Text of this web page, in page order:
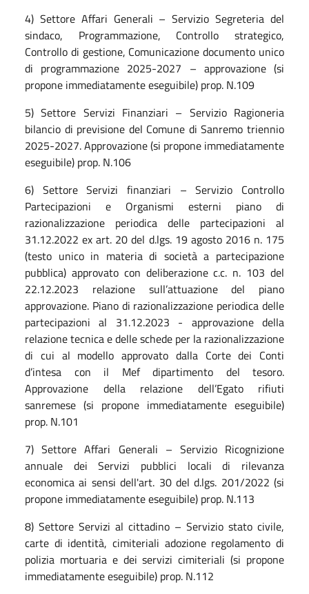
4) Settore Affari Generali – Servizio Segreteria del
sindaco, Programmazione, Controllo strategico,
Controllo di gestione, Comunicazione documento unico
di programmazione 2025-2027 – approvazione (si
propone immediatamente eseguibile) prop. N.109
5) Settore Servizi Finanziari – Servizio Ragioneria
bilancio di previsione del Comune di Sanremo triennio
2025-2027. Approvazione (si propone immediatamente
eseguibile) prop. N.106
6) Settore Servizi finanziari – Servizio Controllo
Partecipazioni e Organismi esterni piano di
razionalizzazione periodica delle partecipazioni al
31.12.2022 ex art. 20 del d.lgs. 19 agosto 2016 n. 175
(testo unico in materia di società a partecipazione
pubblica) approvato con deliberazione c.c. n. 103 del
22.12.2023 relazione sull’attuazione del piano
approvazione. Piano di razionalizzazione periodica delle
partecipazioni al 31.12.2023 - approvazione della
relazione tecnica e delle schede per la razionalizzazione
di cui al modello approvato dalla Corte dei Conti
d’intesa con il Mef dipartimento del tesoro.
Approvazione della relazione dell’Egato rifiuti
sanremese (si propone immediatamente eseguibile)
prop. N.101
7) Settore Affari Generali – Servizio Ricognizione
annuale dei Servizi pubblici locali di rilevanza
economica ai sensi dell'art. 30 del d.lgs. 201/2022 (si
propone immediatamente eseguibile) prop. N.113
8) Settore Servizi al cittadino – Servizio stato civile,
carte di identità, cimiteriali adozione regolamento di
polizia mortuaria e dei servizi cimiteriali (si propone
immediatamente eseguibile) prop. N.112